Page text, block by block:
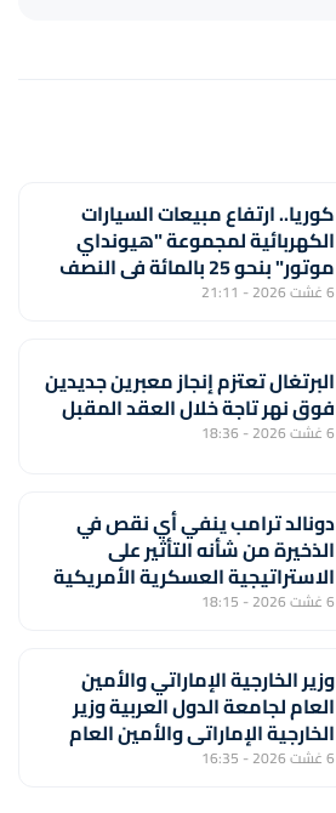
كوريا.. ارتفاع مبيعات السيارات
الكهربائية لمجموعة "هيونداي
موتور" بنحو 25 بالمائة في النصف
الأول من السنة
6 غشت 2026 - 21:11
البرتغال تعتزم إنجاز معبرين جديدين
فوق نهر تاجة خلال العقد المقبل
6 غشت 2026 - 18:36
دونالد ترامب ينفي أي نقص في
الذخيرة من شأنه التأثير على
الاستراتيجية العسكرية الأمريكية
6 غشت 2026 - 18:15
وزير الخارجية الإماراتي والأمين
العام لجامعة الدول العربية وزير
الخارجية الإماراتي والأمين العام
لجامعة الدول العربية يبحثان
6 غشت 2026 - 16:35